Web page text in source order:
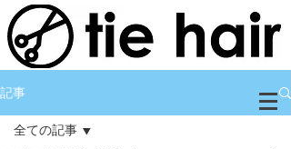
記事
全ての記事